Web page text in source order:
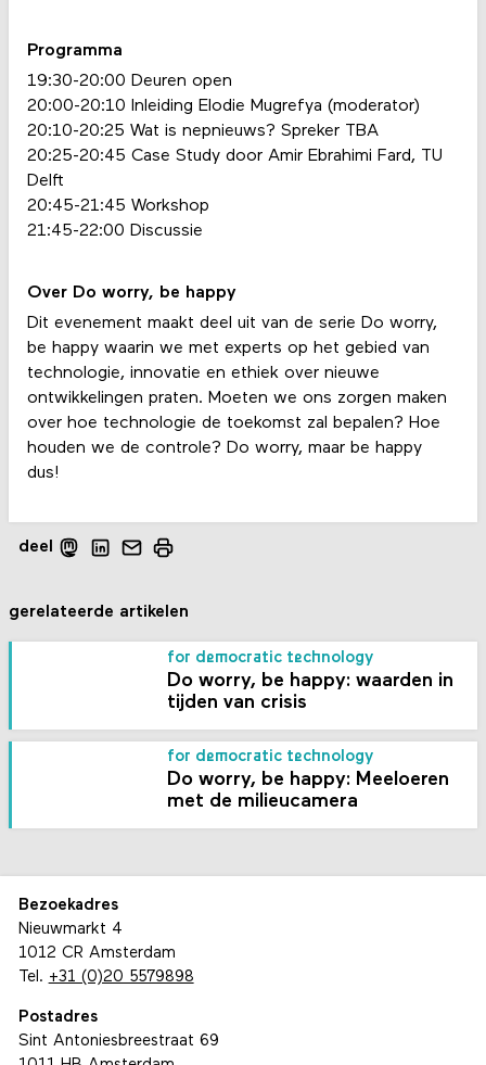
Programma
19:30-20:00 Deuren open
20:00-20:10 Inleiding Elodie Mugrefya (moderator)
20:10-20:25 Wat is nepnieuws? Spreker TBA
20:25-20:45 Case Study door Amir Ebrahimi Fard, TU
Delft
20:45-21:45 Workshop
21:45-22:00 Discussie
Over Do worry, be happy
Dit evenement maakt deel uit van de serie Do worry,
be happy waarin we met experts op het gebied van
technologie, innovatie en ethiek over nieuwe
ontwikkelingen praten. Moeten we ons zorgen maken
over hoe technologie de toekomst zal bepalen? Hoe
houden we de controle? Do worry, maar be happy
dus!
deel
gerelateerde artikelen
for democratic technology
Do worry, be happy: waarden in
tijden van crisis
for democratic technology
Do worry, be happy: Meeloeren
met de milieucamera
Bezoekadres
Nieuwmarkt 4
1012 CR Amsterdam
Tel. +31 (0)20 5579898
Postadres
Sint Antoniesbreestraat 69